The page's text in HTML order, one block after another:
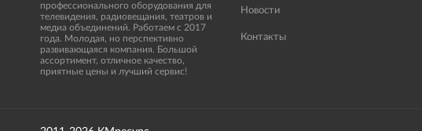
профессионального оборудования для
телевидения, радиовещания, театров и
медиа объединений. Работаем с 2017
года. Молодая, но перспективно
развивающаяся компания. Большой
ассортимент, отличное качество,
приятные цены и лучший сервис!
Новости
Контакты